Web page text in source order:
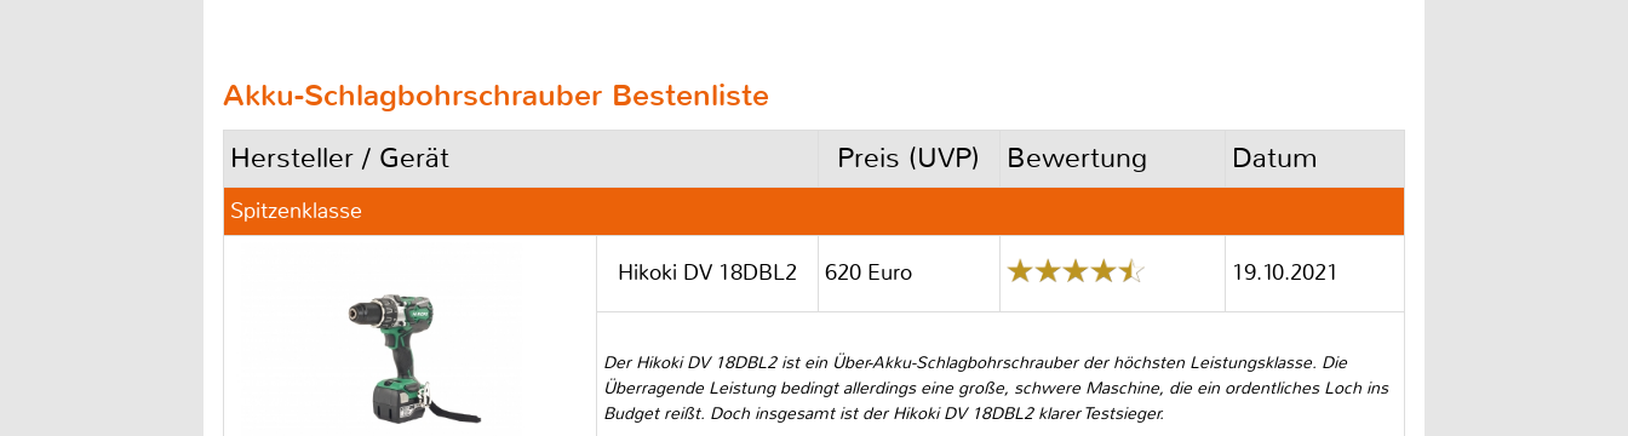
Akku-Schlagbohrschrauber Bestenliste
Hersteller / Gerät Preis (UVP) Bewertung Datum
Spitzenklasse
Hikoki DV 18DBL2 620 Euro 19.10.2021
Der Hikoki DV 18DBL2 ist ein Über-Akku-Schlagbohrschrauber der höchsten Leistungsklasse. Die
Überragende Leistung bedingt allerdings eine große, schwere Maschine, die ein ordentliches Loch ins
Budget reißt. Doch insgesamt ist der Hikoki DV 18DBL2 klarer Testsieger.